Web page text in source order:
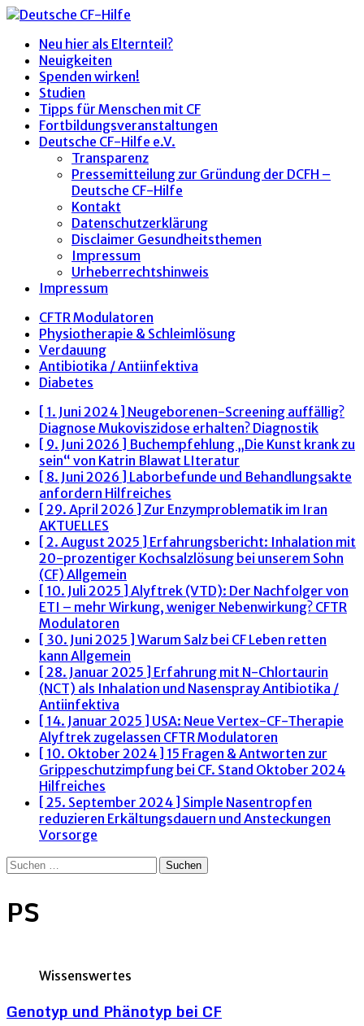
Neu hier als Elternteil?
Neuigkeiten
Spenden wirken!
Studien
Tipps für Menschen mit CF
Fortbildungsveranstaltungen
Deutsche CF-Hilfe e.V.
Transparenz
Pressemitteilung zur Gründung der DCFH –
Deutsche CF-Hilfe
Kontakt
Datenschutzerklärung
Disclaimer Gesundheitsthemen
Impressum
Urheberrechtshinweis
Impressum
CFTR Modulatoren
Physiotherapie & Schleimlösung
Verdauung
Antibiotika / Antiinfektiva
Diabetes
[ 1. Juni 2024 ] Neugeborenen-Screening auffällig?
Diagnose Mukoviszidose erhalten? Diagnostik
[ 9. Juni 2026 ] Buchempfehlung „Die Kunst krank zu
sein“ von Katrin Blawat LIteratur
[ 8. Juni 2026 ] Laborbefunde und Behandlungsakte
anfordern Hilfreiches
[ 29. April 2026 ] Zur Enzymproblematik im Iran
AKTUELLES
[ 2. August 2025 ] Erfahrungsbericht: Inhalation mit
20-prozentiger Kochsalzlösung bei unserem Sohn
(CF) Allgemein
[ 10. Juli 2025 ] Alyftrek (VTD): Der Nachfolger von
ETI – mehr Wirkung, weniger Nebenwirkung? CFTR
Modulatoren
[ 30. Juni 2025 ] Warum Salz bei CF Leben retten
kann Allgemein
[ 28. Januar 2025 ] Erfahrung mit N-Chlortaurin
(NCT) als Inhalation und NasensprayAntibiotika /
Antiinfektiva
[ 14. Januar 2025 ] USA: Neue Vertex-CF-Therapie
Alyftrek zugelassen CFTR Modulatoren
[ 10. Oktober 2024 ] 15 Fragen & Antworten zur
Grippeschutzimpfung bei CF. Stand Oktober 2024
Hilfreiches
[ 25. September 2024 ] Simple Nasentropfen
reduzieren Erkältungsdauern und Ansteckungen
Vorsorge
Suchen
PS
Wissenswertes
Genotyp und Phänotyp bei CF